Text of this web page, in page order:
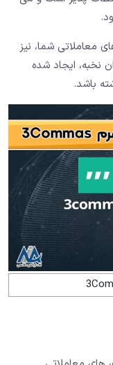
معاملاتی شما، نیز
نخبه، ایجاد شده
باشد.